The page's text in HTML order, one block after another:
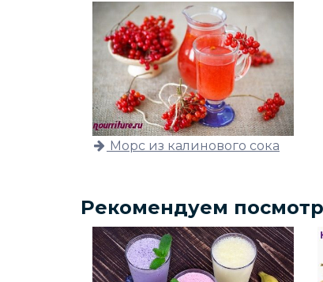
Морс из калинового сока
Рекомендуем